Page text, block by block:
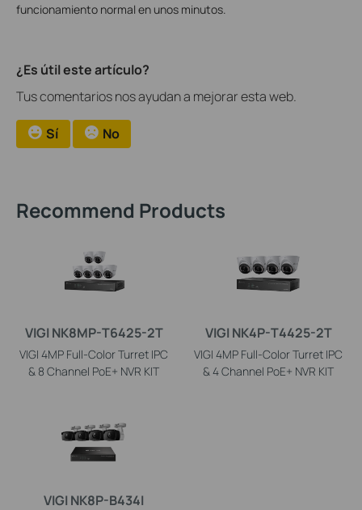
funcionamiento normal en unos minutos.
¿Es útil este artículo?
Tus comentarios nos ayudan a mejorar esta web.
Sí No
Recommend Products
VIGI NK8MP-T6425-2T
VIGI 4MP Full-Color Turret IPC
& 8 Channel PoE+ NVR KIT
VIGI NK4P-T4425-2T
VIGI 4MP Full-Color Turret IPC
& 4 Channel PoE+ NVR KIT
VIGI NK8P-B434I